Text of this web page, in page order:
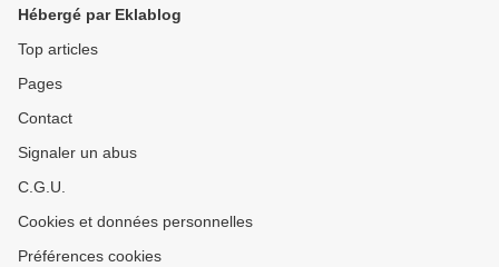
Hébergé par Eklablog
Top articles
Pages
Contact
Signaler un abus
C.G.U.
Cookies et données personnelles
Préférences cookies